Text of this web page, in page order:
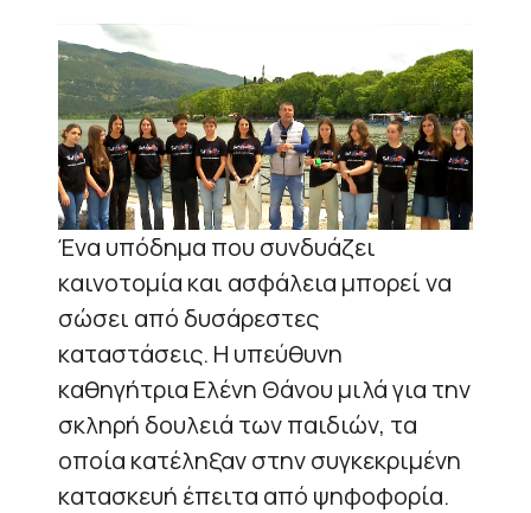
Ένα υπόδημα που συνδυάζει
καινοτομία και ασφάλεια μπορεί να
σώσει από δυσάρεστες
καταστάσεις. Η υπεύθυνη
καθηγήτρια Ελένη Θάνου μιλά για την
σκληρή δουλειά των παιδιών, τα
οποία κατέληξαν στην συγκεκριμένη
κατασκευή έπειτα από ψηφοφορία.